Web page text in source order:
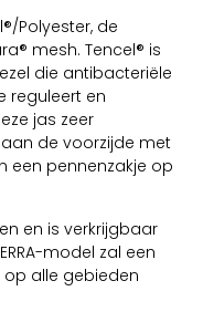
Polyester, de
mesh. Tencel® is
die antibacteriële
reguleert en
jas zeer
de voorzijde met
een pennenzakje op
en is verkrijgbaar
model zal een
alle gebieden